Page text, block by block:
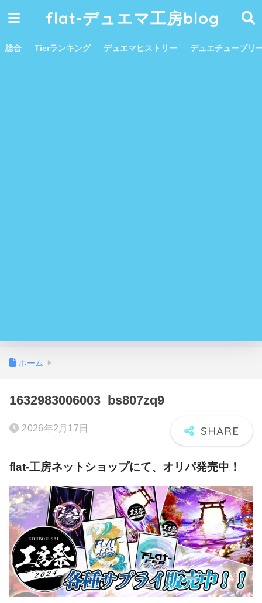
flat-デュエマ工房blog
総合 Tierランキング デュエマヒストリー デュエチューブリ
ホーム
1632983006003_bs807zq9
2026年2月17日
flat-工房ネットショップにて、オリパ発売中！